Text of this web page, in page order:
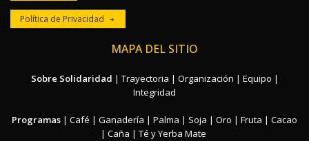
Política de Privacidad
MAPA DEL SITIO
Sobre Solidaridad | Trayectoria | Organización | Equipo |
Integridad
Programas | Café | Ganadería | Palma | Soja | Oro | Fruta | Cacao
| Caña | Té y Yerba Mate